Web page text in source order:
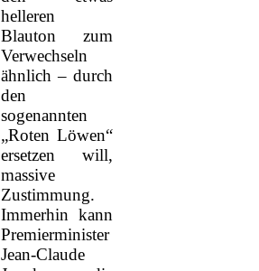
helleren
Blauton zum
Verwechseln
ähnlich – durch
den
sogenannten
„Roten Löwen“
ersetzen will,
massive
Zustimmung.
Immerhin kann
Premierminister
Jean-Claude